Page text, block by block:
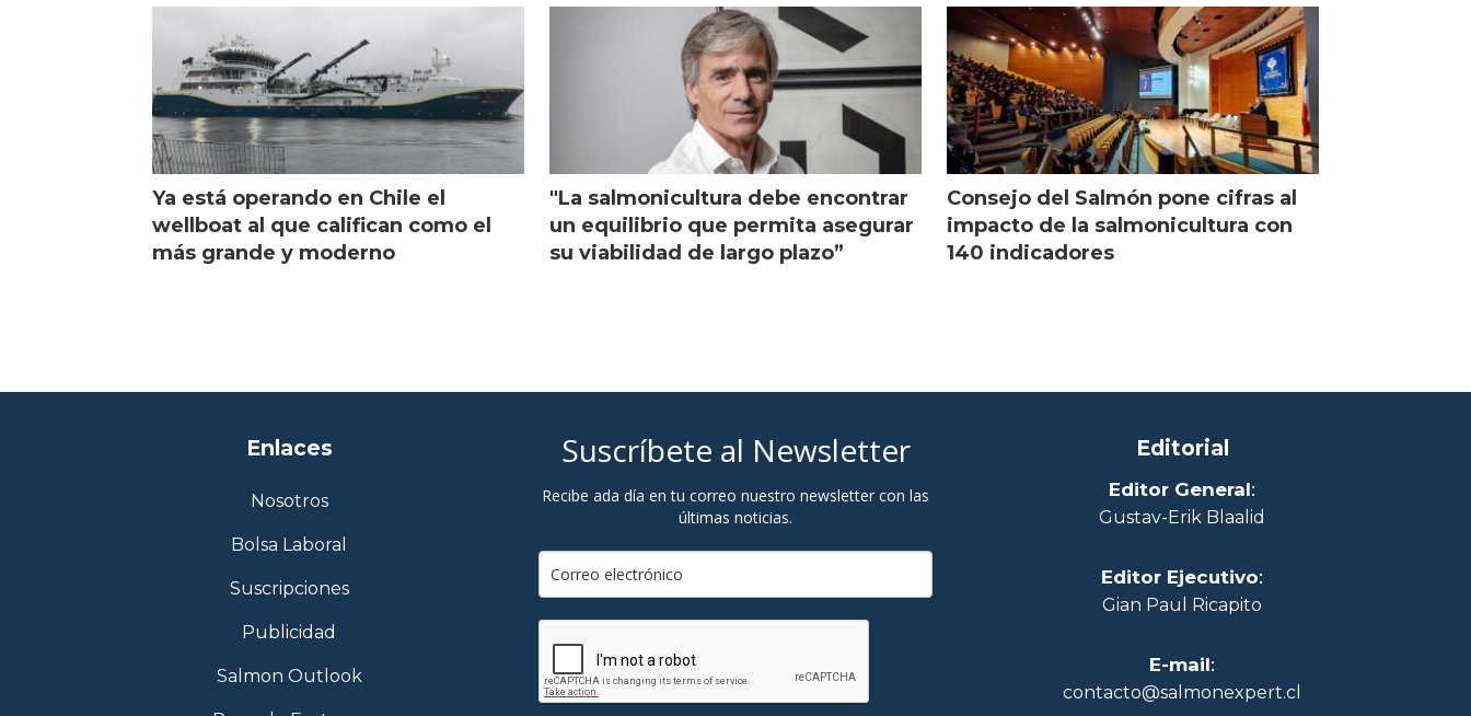
Ya está operando en Chile el
wellboat al que califican como el
más grande y moderno
"La salmonicultura debe encontrar
un equilibrio que permita asegurar
su viabilidad de largo plazo”
Consejo del Salmón pone cifras al
impacto de la salmonicultura con
140 indicadores
Enlaces
Nosotros
Bolsa Laboral
Suscripciones
Publicidad
Salmon Outlook
Suscríbete al Newsletter
Recibe ada día en tu correo nuestro newsletter con las
últimas noticias.
Editorial
Editor General:
Gustav-Erik Blaalid
Editor Ejecutivo:
Gian Paul Ricapito
E-mail:
contacto@salmonexpert.cl